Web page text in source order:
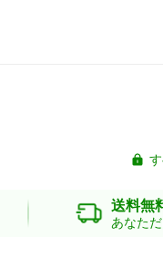
送料無
あなた